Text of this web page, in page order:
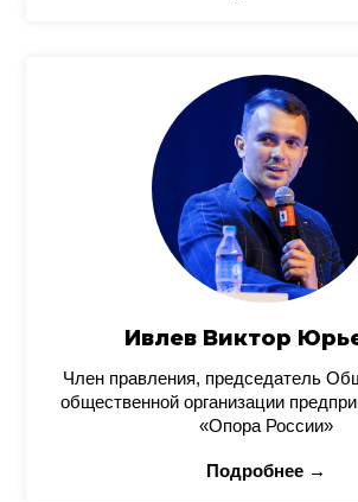
Ивлев Виктор
Член правления, председатель
общественной организации
«Опора России»
Подробнее →